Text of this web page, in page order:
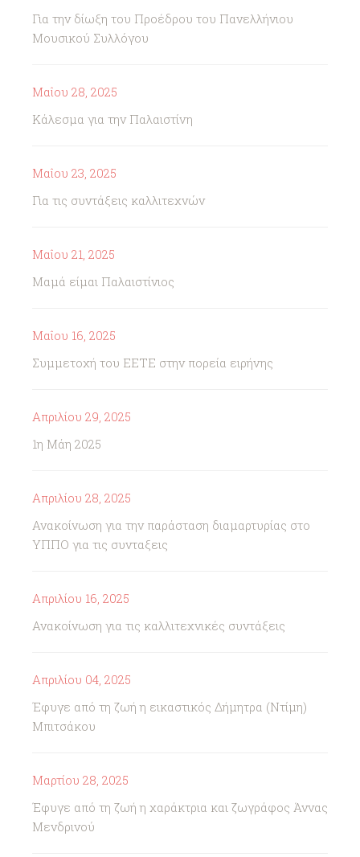
Για την δίωξη του Προέδρου του Πανελλήνιου
Μουσικού Συλλόγου
Μαΐου 28, 2025
Κάλεσμα για την Παλαιστίνη
Μαΐου 23, 2025
Για τις συντάξεις καλλιτεχνών
Μαΐου 21, 2025
Μαμά είμαι Παλαιστίνιος
Μαΐου 16, 2025
Συμμετοχή του ΕΕΤΕ στην πορεία ειρήνης
Απριλίου 29, 2025
1η Μάη 2025
Απριλίου 28, 2025
Ανακοίνωση για την παράσταση διαμαρτυρίας στο
ΥΠΠΟ για τις συνταξεις
Απριλίου 16, 2025
Ανακοίνωση για τις καλλιτεχνικές συντάξεις
Απριλίου 04, 2025
Έφυγε από τη ζωή η εικαστικός Δήμητρα (Ντίμη)
Μπιτσάκου
Μαρτίου 28, 2025
Έφυγε από τη ζωή η χαράκτρια και ζωγράφος Άννας
Μενδρινού